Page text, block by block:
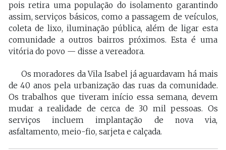
pois retira uma população do isolamento garantindo
assim, serviços básicos, como a passagem de veículos,
coleta de lixo, iluminação pública, além de ligar esta
comunidade a outros bairros próximos. Esta é uma
vitória do povo — disse a vereadora.
Os moradores da Vila Isabel já aguardavam há mais
de 40 anos pela urbanização das ruas da comunidade.
Os trabalhos que tiveram início essa semana, devem
mudar a realidade de cerca de 30 mil pessoas. Os
serviços incluem implantação de nova via,
asfaltamento, meio-fio, sarjeta e calçada.